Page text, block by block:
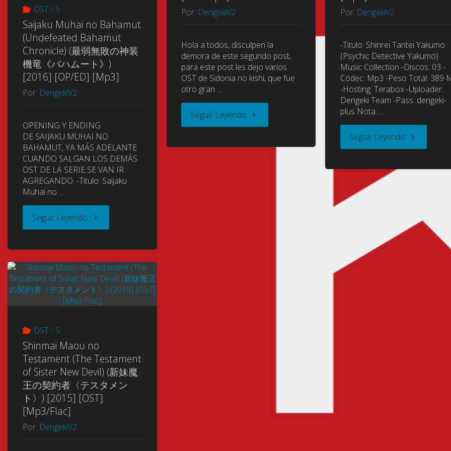
Takuto)
(STAR
DRIVER
の
タ
ト)
Collection
[16/16]
[Mp3-
マ
ー
ケ
ン)
girls
who
aim
the
た
OST - S
Saijaku Muhai no Bahamut
(Undefeated Bahamut
Chronicle) (最弱無敗の神装
機竜《バハムート》)
[2016] [OP/ED] [Mp3]
Por DengekiV2
OPENING Y ENDING
DE SAIJAKU MUHAI NO
BAHAMUT, YA MÁS ADELANTE
CUANDO SALGAN LOS DEMÁS
OST DE LA SERIE SE VAN IR
AGREGANDO. -Titulo: Saijaku
Muhai no …
Seguir Leyendo "Saijaku
no
Bahamut
Chronicle)
(最
Por DengekiV2
Hola a todos, disculpen la
demora de este segundo post,
para este post les dejo varios
OST de Sidonia no kishi, que fue
otro gran …
Seguir Leyendo "Sidonia
Por DengekiV2
-Titulo: Shinrei Tantei Yakumo
(Psychic Detective Yakumo)
Music Collection -Discos: 03 -
Códec: Mp3 -Peso Total: 389
-Hosting: Terabox -Uploader:
Dengeki Team -Pass: dengeki-
plus Nota: …
Seguir Leyendo"Shinrei
Detective
OST - S
Shinmai Maou no
Testament (The Testament
of Sister New Devil) (新妹魔
王の契約者〈テスタメン
ト〉) [2015] [OST]
[Mp3/Flac]
Por DengekiV2